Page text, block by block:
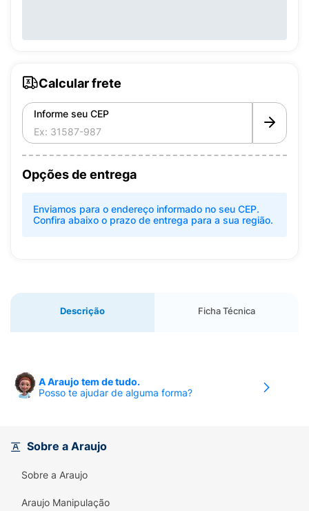
Calcular frete
Informe seu CEP
Opções de entrega
Enviamos para o endereço informado no seu CEP.
Confira abaixo o prazo de entrega para a sua região.
Descrição Ficha Técnica
A Araujo tem de tudo.
Posso te ajudar de alguma forma?
Sobre a Araujo
Sobre a Araujo
Araujo Manipulação